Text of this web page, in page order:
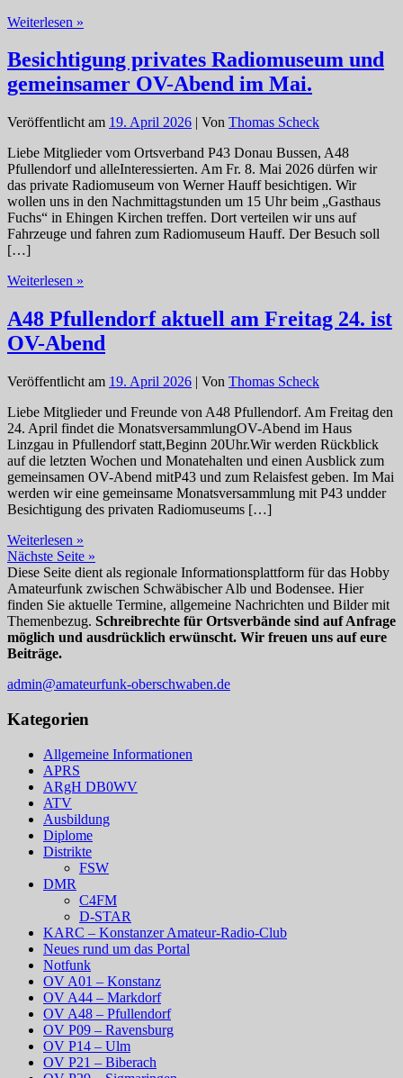
Weiterlesen »
gewählt!
Besichtigung privates Radiomuseum und
gemeinsamer OV-Abend im Mai.
Veröffentlicht am 19. April 2026 | Von Thomas Scheck
Liebe Mitglieder vom Ortsverband P43 Donau Bussen, A48
Pfullendorf und alleInteressierten. Am Fr. 8. Mai 2026 dürfen wir
das private Radiomuseum von Werner Hauff besichtigen. Wir
wollen uns in den Nachmittagstunden um 15 Uhr beim „Gasthaus
Fuchs“ in Ehingen Kirchen treffen. Dort verteilen wir uns auf
Fahrzeuge und fahren zum Radiomuseum Hauff. Der Besuch soll
[…]
Weiterlesen »
Radiomuseum
und
gemeinsamer
Abend
Mai.
A48 Pfullendorf aktuell am Freitag 24. ist
OV-Abend
Veröffentlicht am 19. April 2026 | Von Thomas Scheck
Liebe Mitglieder und Freunde von A48 Pfullendorf. Am Freitag den
24. April findet die MonatsversammlungOV-Abend im Haus
Linzgau in Pfullendorf statt,Beginn 20Uhr.Wir werden Rückblick
auf die letzten Wochen und Monatehalten und einen Ausblick zum
gemeinsamen OV-Abend mitP43 und zum Relaisfest geben. Im Mai
werden wir eine gemeinsame Monatsversammlung mit P43 undder
Besichtigung des privaten Radiomuseums […]
Weiterlesen »
Pfullendorf
aktuell
am
Freitag
24.
ist
Nächste Seite »
Diese Seite dient als regionale Informationsplattform für das Hobby
Amateurfunk zwischen Schwäbischer Alb und Bodensee. Hier
finden Sie aktuelle Termine, allgemeine Nachrichten und Bilder mit
Themenbezug. Schreibrechte für Ortsverbände sind auf Anfrage
möglich und ausdrücklich erwünscht. Wir freuen uns auf eure
Beiträge.
admin@amateurfunk-oberschwaben.de
Kategorien
Allgemeine Informationen
APRS
ARgH DB0WV
ATV
Ausbildung
Diplome
Distrikte
FSW
DMR
C4FM
D-STAR
KARC – Konstanzer Amateur-Radio-Club
Neues rund um das Portal
Notfunk
OV A01 – Konstanz
OV A44 – Markdorf
OV A48 – Pfullendorf
OV P09 – Ravensburg
OV P14 – Ulm
OV P21 – Biberach